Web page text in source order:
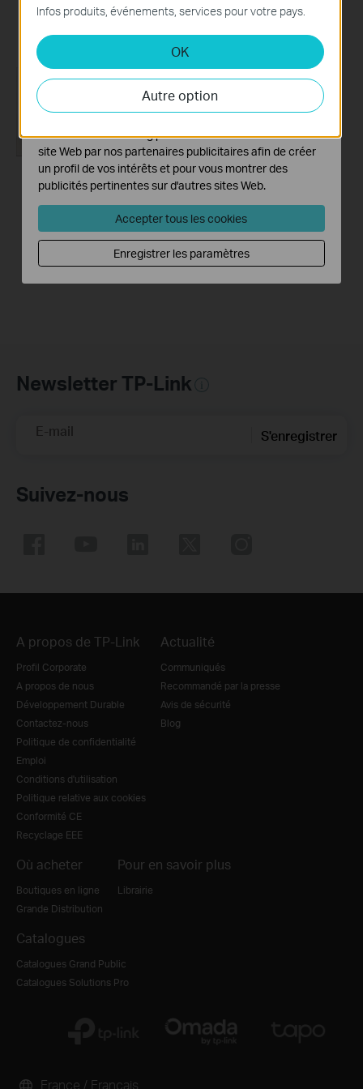
How to set up TP-
Link Archer C6U via
Tether app
Newsletter TP-Link
E-mail S'enregistrer
Suivez-nous
A propos de TP-Link
Profil Corporate
A propos de nous
Développement Durable
Contactez-nous
Politique de confidentialité
Emploi
Conditions d'utilisation
Politique relative aux cookies
Conformité CE
Recyclage EEE
Actualité
Communiqués
Recommandé par la presse
Avis de sécurité
Blog
Où acheter
Boutiques en ligne
Grande Distribution
Pour en savoir plus
Librairie
Catalogues
Catalogues Grand Public
Catalogues Solutions Pro
France / Français
Infos produits, événements, services pour votre pays.
OK
Autre option
site Web et ne peuvent pas être désactivés dans vos
Cookies d'analyse et marketing
Les cookies d'analyse nous permettent d'analyser vos
activités sur notre site Web pour améliorer et ajuster les
fonctionnalités de notre site Web.
Les cookies marketing peuvent être définis via notre
site Web par nos partenaires publicitaires afin de créer
un profil de vos intérêts et pour vous montrer des
publicités pertinentes sur d'autres sites Web.
Accepter tous les cookies
Enregistrer les paramètres